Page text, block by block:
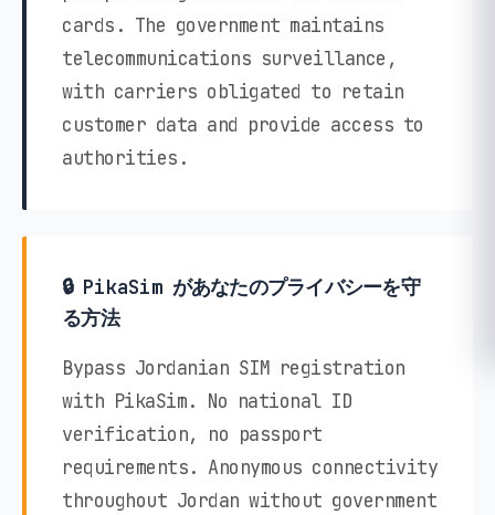
cards. The government maintains
telecommunications surveillance,
with carriers obligated to retain
customer data and provide access to
authorities.
🔒 PikaSim があなたのプライバシーを守
る方法
Bypass Jordanian SIM registration
with PikaSim. No national ID
verification, no passport
requirements. Anonymous connectivity
throughout Jordan without government